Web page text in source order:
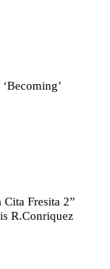
Fresita 2”
R.Conriquez